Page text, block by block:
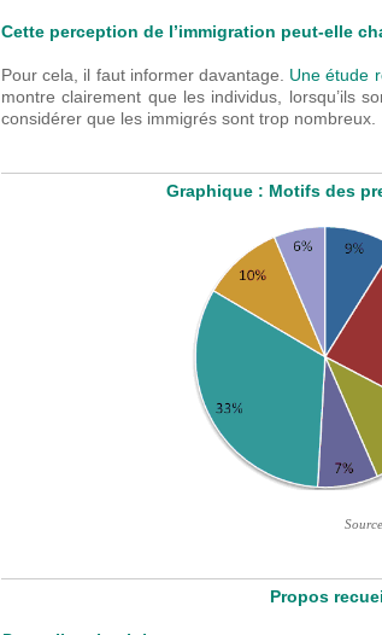
Cette perception de l’immigration peut-elle
Pour cela, il faut informer davantage. Une étude
montre clairement que les individus, lorsqu’ils
considérer que les immigrés sont trop nombreux.
Graphique : Motifs des
Propos